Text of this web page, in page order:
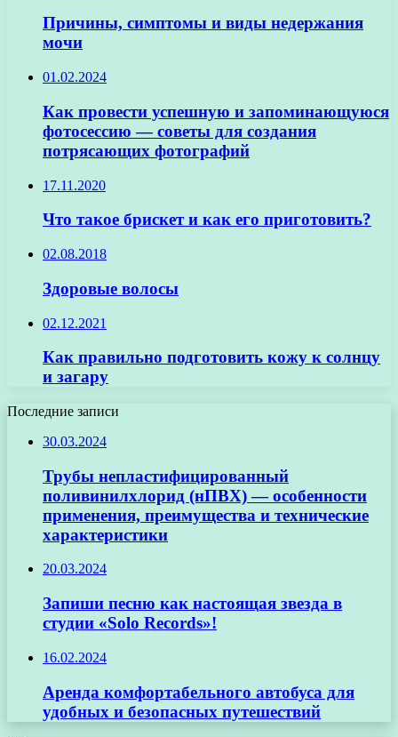
Причины, симптомы и виды недержания
мочи
01.02.2024
Как провести успешную и запоминающуюся
фотосессию — советы для создания
потрясающих фотографий
17.11.2020
Что такое брискет и как его приготовить?
02.08.2018
Здоровые волосы
02.12.2021
Как правильно подготовить кожу к солнцу
и загару
Последние записи
30.03.2024
Трубы непластифицированный
поливинилхлорид (нПВХ) — особенности
применения, преимущества и технические
характеристики
20.03.2024
Запиши песню как настоящая звезда в
студии «Solo Records»!
16.02.2024
Аренда комфортабельного автобуса для
удобных и безопасных путешествий